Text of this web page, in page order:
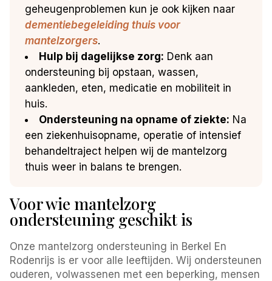
geheugenproblemen kun je ook kijken naar
dementiebegeleiding thuis voor
mantelzorgers.
Hulp bij dagelijkse zorg: Denk aan
ondersteuning bij opstaan, wassen,
aankleden, eten, medicatie en mobiliteit in
huis.
Ondersteuning na opname of ziekte: Na
een ziekenhuisopname, operatie of intensief
behandeltraject helpen wij de mantelzorg
thuis weer in balans te brengen.
Voor wie mantelzorg
ondersteuning geschikt is
Onze mantelzorg ondersteuning in Berkel En
Rodenrijs is er voor alle leeftijden. Wij ondersteunen
ouderen, volwassenen met een beperking, mensen